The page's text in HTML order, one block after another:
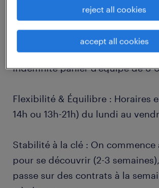
Pourquoi nous rejoindre ?
Salaire & Bonus : 12,39 € brut/h
indemnité panier d'équipe de 6
Flexibilité & Équilibre : Horaires
14h ou 13h-21h) du lundi au
Stabilité à la clé : On commence
pour se découvrir (2-3
passe sur des contrats à la
reject all cookies
accept all cookies